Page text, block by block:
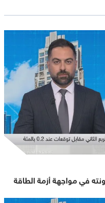
في مواجهة أزمة الطاقة